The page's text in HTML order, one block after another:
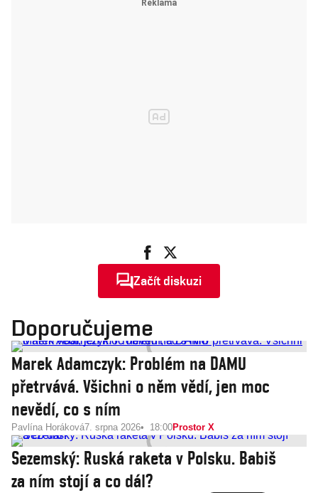
Začít diskuzi
Doporučujeme
Marek Adamczyk: Problém na DAMU
přetrvává. Všichni o něm vědí, jen moc
nevědí, co s ním
Pavlína Horáková7. srpna 2026 18:00Prostor X
Sezemský: Ruská raketa v Polsku. Babiš
za ním stojí a co dál?